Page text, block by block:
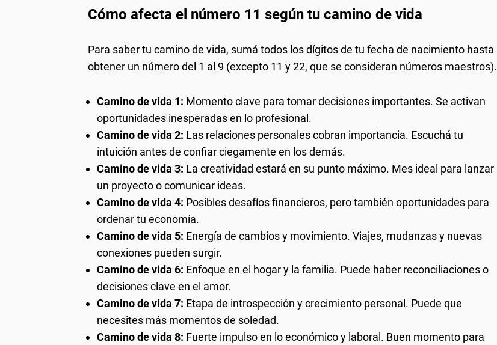
Cómo afecta el número 11 según tu camino de vida
Para saber tu camino de vida, sumá todos los dígitos de tu fecha de nacimiento hasta
obtener un número del 1 al 9 (excepto 11 y 22, que se consideran números maestros).
Camino de vida 1: Momento clave para tomar decisiones importantes. Se activan
oportunidades inesperadas en lo profesional.
Camino de vida 2: Las relaciones personales cobran importancia. Escuchá tu
intuición antes de confiar ciegamente en los demás.
Camino de vida 3: La creatividad estará en su punto máximo. Mes ideal para lanzar
un proyecto o comunicar ideas.
Camino de vida 4: Posibles desafíos financieros, pero también oportunidades para
ordenar tu economía.
Camino de vida 5: Energía de cambios y movimiento. Viajes, mudanzas y nuevas
conexiones pueden surgir.
Camino de vida 6: Enfoque en el hogar y la familia. Puede haber reconciliaciones o
decisiones clave en el amor.
Camino de vida 7: Etapa de introspección y crecimiento personal. Puede que
necesites más momentos de soledad.
Camino de vida 8: Fuerte impulso en lo económico y laboral. Buen momento para